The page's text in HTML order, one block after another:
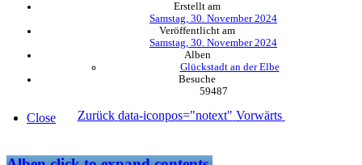
Erstellt am
Samstag, 30. November 2024
Veröffentlicht am
Samstag, 30. November 2024
Alben
Glückstadt an der Elbe
Besuche
59487
Zurück data-iconpos="notext" Vorwärts
Close